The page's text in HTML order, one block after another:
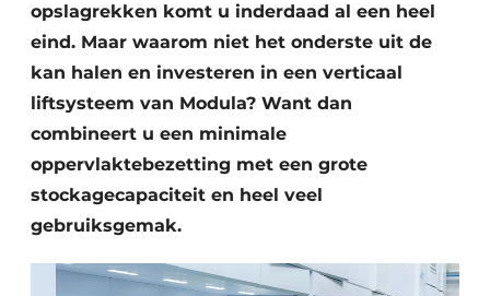
opslagrekken komt u inderdaad al een heel
eind. Maar waarom niet het onderste uit de
kan halen en investeren in een verticaal
liftsysteem van Modula? Want dan
combineert u een minimale
oppervlaktebezetting met een grote
stockagecapaciteit en heel veel
gebruiksgemak.